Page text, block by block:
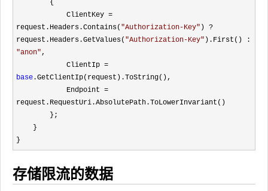
            ClientKey
=
request.Headers.Contains( "Authorization-Key" ) ?
request.Headers.GetValues( "Authorization-Key"
"anon",
            ClientIp
base .GetClientIp(request).ToString(),
            Endpoint
=
request.RequestUri.AbsolutePath.ToLowerInvariant()
}
存储限流的数据